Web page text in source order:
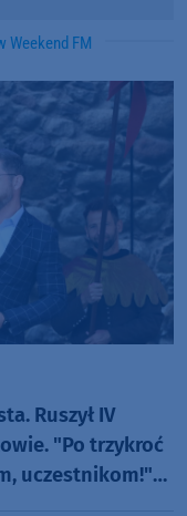
Weekend FM
Ruszył IV
"Po trzykroć
uczestnikom!"